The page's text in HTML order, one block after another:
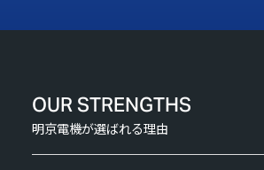
OUR STRENGTHS
明京電機が選ばれる理由